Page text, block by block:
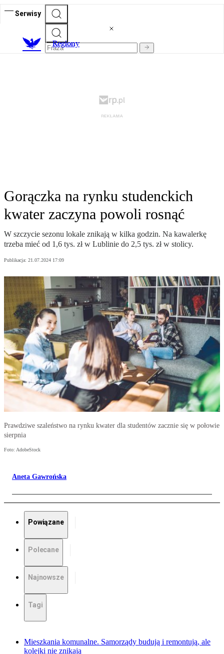
Serwisy
Regiony
Gorączka na rynku studenckich
kwater zaczyna powoli rosnąć
W szczycie sezonu lokale znikają w kilka godzin. Na kawalerkę
trzeba mieć od 1,6 tys. zł w Lublinie do 2,5 tys. zł w stolicy.
Publikacja: 21.07.2024 17:09
Prawdziwe szaleństwo na rynku kwater dla studentów zacznie się w połowie
sierpnia
Foto: AdobeStock
Aneta Gawrońska
Powiązane
Polecane
Najnowsze
Tagi
Mieszkania komunalne. Samorządy budują i remontują, ale
kolejki nie znikają